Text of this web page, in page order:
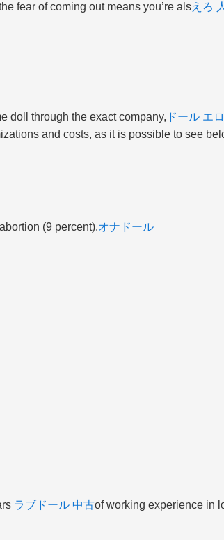
fear of coming out means you’re alsえろ
doll through the exact company, ドール エロ
and costs, as it is possible to see
(9 percent).オナドール
ラブドール 中古of working experience in